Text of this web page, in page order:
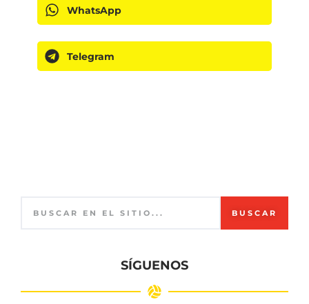
WhatsApp
Telegram
BUSCAR
SÍGUENOS